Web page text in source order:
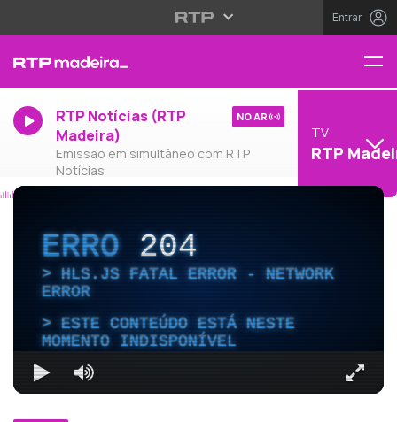
Entrar
RTP Notícias (RTP
Madeira)
Emissão em simultâneo com RTP
Notícias
NO AR
TV
RTP
ERRO204
HLS.JS FATAL ERROR - NETWORK
ERROR
ESTE CONTEÚDO ESTÁ NESTE
MOMENTO INDISPONÍVEL